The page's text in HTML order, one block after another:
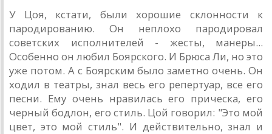
У Цоя, кстати, были хорошие склонности к
пародированию. Он неплохо пародировал
советских исполнителей - жесты, манеры...
Особенно он любил Боярского. И Брюса Ли, но это
уже потом. А с Боярским было заметно очень. Он
ходил в театры, знал весь его репертуар, все его
песни. Ему очень нравилась его прическа, его
черный бодлон, его стиль. Цой говорил: "Это мой
цвет, это мой стиль". И действительно, знал и